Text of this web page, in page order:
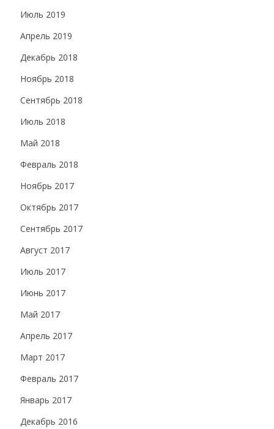
Июль 2019
Апрель 2019
Декабрь 2018
Ноябрь 2018
Сентябрь 2018
Июль 2018
Май 2018
Февраль 2018
Ноябрь 2017
Октябрь 2017
Сентябрь 2017
Август 2017
Июль 2017
Июнь 2017
Май 2017
Апрель 2017
Март 2017
Февраль 2017
Январь 2017
Декабрь 2016